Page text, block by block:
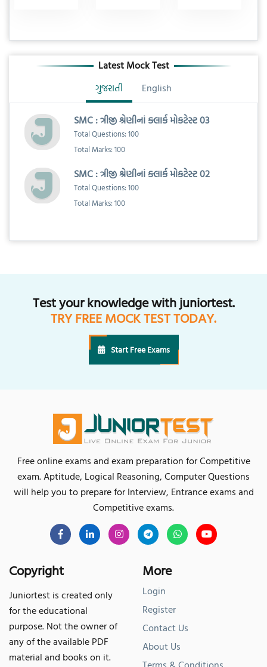
Latest Mock Test
ગુજરાતી
English
SMC : ત્રીજી શ્રેણીનાં ક્લાર્ક મોકટેસ્ટ 03
Total Questions: 100
Total Marks: 100
SMC : ત્રીજી શ્રેણીનાં ક્લાર્ક મોકટેસ્ટ 02
Total Questions: 100
Total Marks: 100
Test your knowledge with juniortest.
TRY FREE MOCK TEST TODAY.
Start Free Exams
Free online exams and exam preparation for Competitive
exam. Aptitude, Logical Reasoning, Computer Questions
will help you to prepare for Interview, Entrance exams and
Competitive exams.
Copyright
Juniortest is created only
for the educational
purpose. Not the owner of
any of the available PDF
material and books on it.
More
Login
Register
Contact Us
About Us